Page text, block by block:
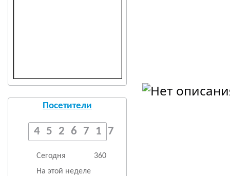
Посетители
4526717
Сегодня
360
На этой неделе